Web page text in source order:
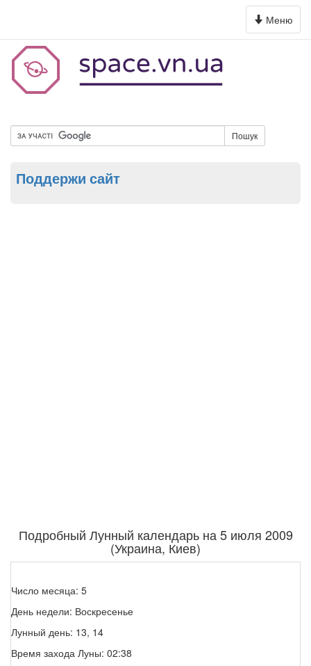
Toggle
navigation
Меню
Пошук
Поддержи сайт
Подробный Лунный календарь на 5 июля 2009
(Украина, Киев)
Число месяца: 5
День недели: Воскресенье
Лунный день: 13, 14
Время захода Луны: 02:38